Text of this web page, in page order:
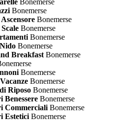
Bonemerse
Bonemerse
Bonemerse
Bonemerse
Bonemerse
Bonemerse
Breakfast Bonemerse
Bonemerse
Bonemerse
Riposo Bonemerse
Benessere Bonemerse
Commerciali Bonemerse
Estetici Bonemerse